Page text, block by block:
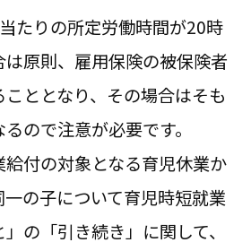
たりの所定労働時間が20時
原則、雇用保険の被保険者
ととなり、その場合はそも
ので注意が必要です。
付の対象となる育児休業か
一の子について育児時短就業
の「引き続き」に関して、